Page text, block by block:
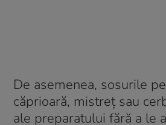
De asemenea, sosurile
căprioară, mistreț sau
ale preparatului fără a le